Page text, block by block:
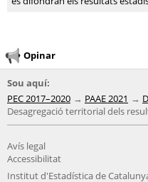
Opinar
Sou aquí:
PEC 2017–2020
PAAE 2021
Desagregació territorial dels
Avís legal
Accessibilitat
Institut d'Estadística de